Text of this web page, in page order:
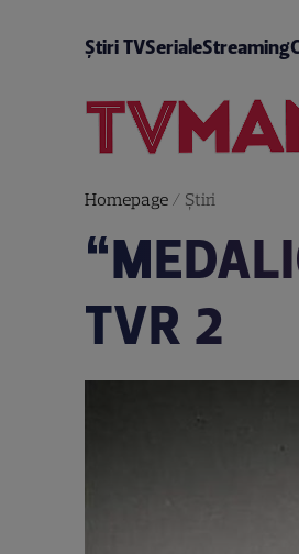
Știri TVSerialeStreaming
Homepage/ Știri
TVR 2